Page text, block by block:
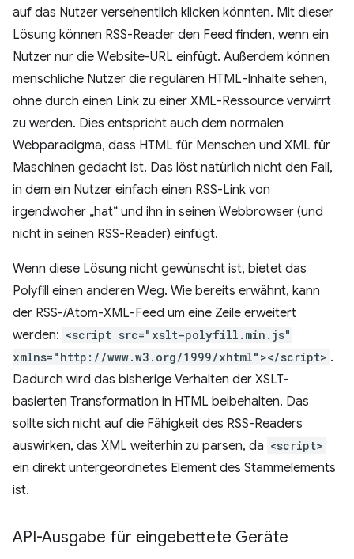
auf das Nutzer versehentlich klicken könnten. Mit dieser
Lösung können RSS-Reader den Feed finden, wenn ein
Nutzer nur die Website-URL einfügt. Außerdem können
menschliche Nutzer die regulären HTML-Inhalte sehen,
ohne durch einen Link zu einer XML-Ressource verwirrt
zu werden. Dies entspricht auch dem normalen
Webparadigma, dass HTML für Menschen und XML für
Maschinen gedacht ist. Das löst natürlich nicht den Fall,
in dem ein Nutzer einfach einen RSS-Link von
irgendwoher „hat“ und ihn in seinen Webbrowser (und
nicht in seinen RSS-Reader) einfügt.
Wenn diese Lösung nicht gewünscht ist, bietet das
Polyfill einen anderen Weg. Wie bereits erwähnt, kann
der RSS-/Atom-XML-Feed um eine Zeile erweitert
werden: <script src="xslt-polyfill.min.js"
xmlns="http://www.w3.org/1999/xhtml"></script> .
Dadurch wird das bisherige Verhalten der XSLT-
basierten Transformation in HTML beibehalten. Das
sollte sich nicht auf die Fähigkeit des RSS-Readers
auswirken, das XML weiterhin zu parsen, da <script>
ein direkt untergeordnetes Element des Stammelements
ist.
API-Ausgabe für eingebettete Geräte